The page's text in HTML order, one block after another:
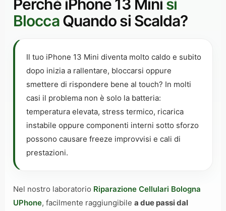
Perché iPhone 13 Mini si
BloccaQuando si Scalda?
Il tuo iPhone 13 Mini diventa molto caldo e subito
dopo inizia a rallentare, bloccarsi oppure
smettere di rispondere bene al touch? In molti
casi il problema non è solo la batteria:
temperatura elevata, stress termico, ricarica
instabile oppure componenti interni sotto sforzo
possono causare freeze improvvisi e cali di
prestazioni.
Nel nostro laboratorio Riparazione Cellulari Bologna
UPhone, facilmente raggiungibile a due passi dal